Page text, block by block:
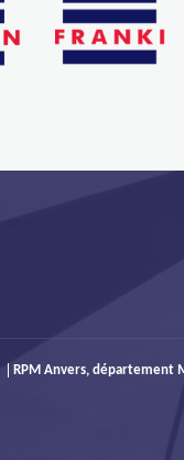
RPM Anvers, département